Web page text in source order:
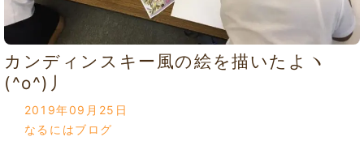
カンディンスキー風の絵を描いたよヽ
(^o^)丿
2019年09月25日
なるにはブログ